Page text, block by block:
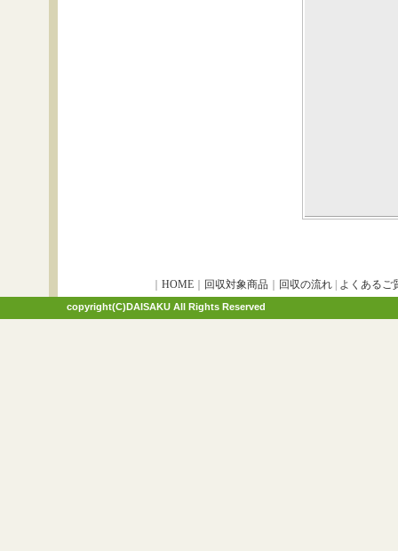
HOME｜ 回収対象商品 回収の流れ| よくあるご
copyright(C)DAISAKU All Rights Reserved